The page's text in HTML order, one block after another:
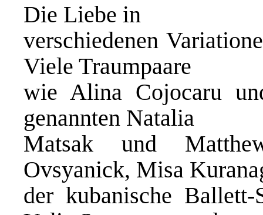
Die Liebe in
verschiedenen
Viele Traumpaare
wie Alina Cojocaru
genannten Natalia
Matsak und
Ovsyanick, Misa
der kubanische